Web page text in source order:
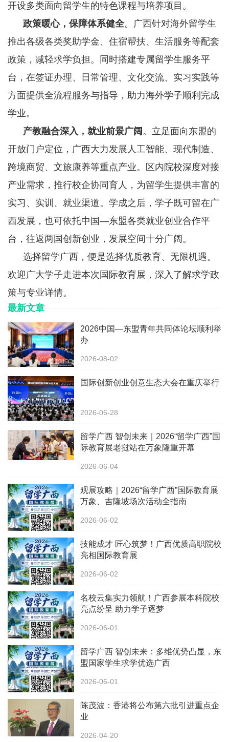
开设多类面向留学生的特色课程与培养项目。
政策暖心，保障体系健全。广西针对海外留学生
推出各级各类奖助学金、住宿帮扶、生活服务等配套
政策，减轻求学负担。同时搭建专属留学生服务平
台，在签证办理、日常管理、文化交流、实习实践等
方面提供全流程服务与指导，助力海外学子顺利完成
学业。
产教融合深入，就业前景广阔 。立足面向东盟的
开放门户定位，广西大力发展人工智能、现代制造、
跨境商贸、文旅康养等重点产业。区内院校深度对接
产业需求，推行校企协同育人，为留学生提供丰富的
实习、实训、就业渠道。学成之后，学子既可留在广
西发展，也可依托中国—东盟各类就业创业合作平
台，往返两国创新创业，发展空间十分广阔。
选择留学广西，便是选择优质教育、无限机遇。
欢迎广大学子走进本次国际教育展，深入了解求学政
策与专业详情。
最新文章
2026中国—东盟青年共同体论坛顺利举
办
2026-08-02
国际创新创业创意生态大会在重庆举行
2026-06-28
留学广西 智创未来｜2026“留学广西”国
际教育展老挝站在万象隆重开幕
2026-06-04
观展攻略｜2026“留学广西”国际教育展
万象、吉隆坡场次活动全指南
2026-06-02
技能成才 匠心筑梦！广西优质高职院校
亮相国际教育展
2026-06-02
名校云集实力领航！广西参展本科院校
亮点纷呈 助力学子逐梦
2026-06-01
留学广西 智创未来：多维优势凸显，东
盟国家学生求学优选广西
2026-06-01
陈茂波：香港将公布第六批引进重点企
业
2026-04-20